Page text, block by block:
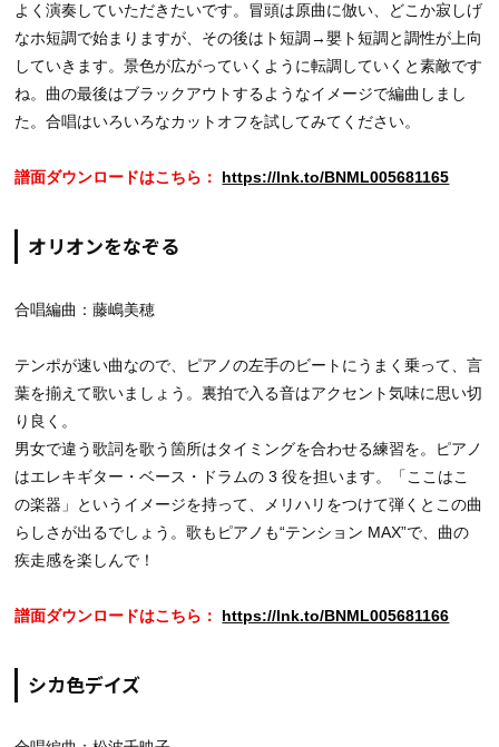
よく演奏していただきたいです。冒頭は原曲に倣い、どこか寂しげ
なホ短調で始まりますが、その後はト短調→嬰ト短調と調性が上向
していきます。景色が広がっていくように転調していくと素敵です
ね。曲の最後はブラックアウトするようなイメージで編曲しまし
た。合唱はいろいろなカットオフを試してみてください。
譜面ダウンロードはこちら： https://lnk.to/BNML005681165
オリオンをなぞる
合唱編曲：藤嶋美穂
テンポが速い曲なので、ピアノの左手のビートにうまく乗って、言
葉を揃えて歌いましょう。裏拍で入る音はアクセント気味に思い切
り良く。
男女で違う歌詞を歌う箇所はタイミングを合わせる練習を。ピアノ
はエレキギター・ベース・ドラムの 3 役を担います。「ここはこ
の楽器」というイメージを持って、メリハリをつけて弾くとこの曲
らしさが出るでしょう。歌もピアノも“テンション MAX”で、曲の
疾走感を楽しんで！
譜面ダウンロードはこちら： https://lnk.to/BNML005681166
シカ色デイズ